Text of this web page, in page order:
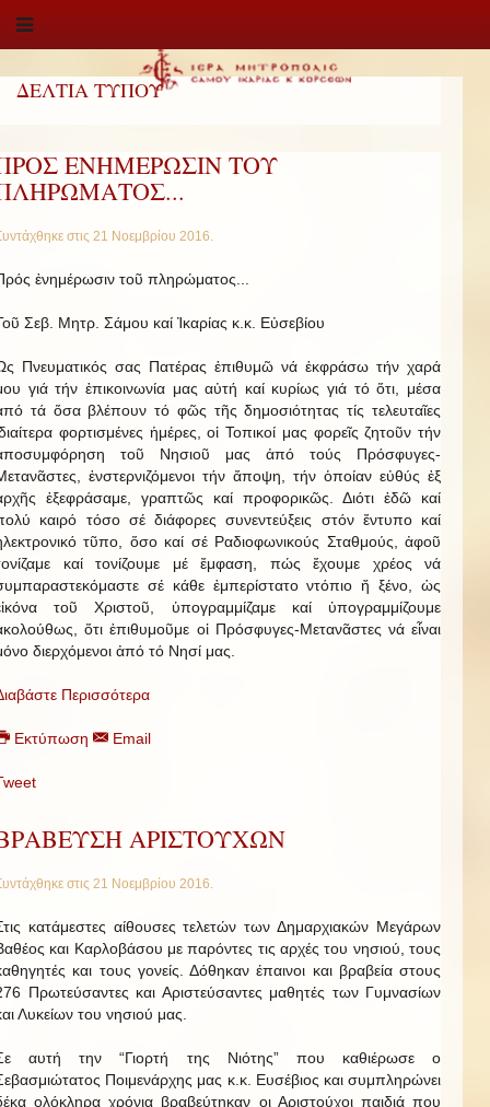
ΔΕΛΤΙΑ ΤΥΠΟΥ
ΕΝΗΜΕΡΩΣΙΝ ΤΟΥ
στις 21 Νοεμβρίου 2016.
ἐνημέρωσιν τοῦ πληρώματος...
Σεβ. Μητρ. Σάμου καί Ἰκαρίας κ.κ. Εὐσεβίου
Πνευματικός σας Πατέρας ἐπιθυμῶ νά ἐκφράσω τήν χαρά
γιά τήν ἐπικοινωνία μας αὐτή καί κυρίως γιά τό ὅτι, μέσα
τά ὅσα βλέπουν τό φῶς τῆς δημοσιότητας τίς τελευταῖες
φορτισμένες ἡμέρες, οἱ Τοπικοί μας φορεῖς ζητοῦν τήν
τοῦ Νησιοῦ μας ἀπό τούς Πρόσφυγες-
ἐνστερνιζόμενοι τήν ἄποψη, τήν ὁποίαν εὐθύς ἐξ
ἐξεφράσαμε, γραπτῶς καί προφορικῶς. Διότι ἐδῶ καί
καιρό τόσο σέ διάφορες συνεντεύξεις στόν ἔντυπο καί
τῦπο, ὅσο καί σέ Ραδιοφωνικούς Σταθμούς, ἀφοῦ
καί τονίζουμε μέ ἔμφαση, πώς ἔχουμε χρέος νά
σέ κάθε ἐμπερίστατο ντόπιο ἤ ξένο, ὡς
τοῦ Χριστοῦ, ὑπογραμμίζαμε καί ὑπογραμμίζουμε
ὅτι ἐπιθυμοῦμε οἱ Πρόσφυγες-Μετανᾶστες νά εἶναι
διερχόμενοι ἀπό τό Νησί μας.
Περισσότερα
Εκτύπωση Email
ΑΡΙΣΤΟΥΧΩΝ
στις 21 Νοεμβρίου 2016.
κατάμεστες αίθουσες τελετών των Δημαρχιακών Μεγάρων
και Καρλοβάσου με παρόντες τις αρχές του νησιού, τους
και τους γονείς. Δόθηκαν έπαινοι και βραβεία στους
Πρωτεύσαντες και Αριστεύσαντες μαθητές των Γυμνασίων
Λυκείων του νησιού μας.
αυτή την “Γιορτή της Νιότης” που καθιέρωσε ο
Ποιμενάρχης μας κ.κ. Ευσέβιος και συμπληρώνει
ολόκληρα χρόνια βραβεύτηκαν οι Αριστούχοι παιδιά που